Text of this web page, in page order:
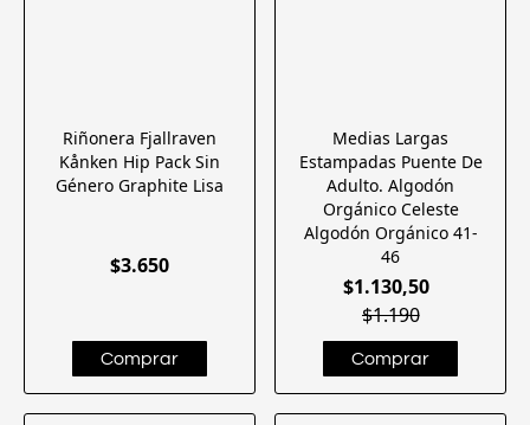
Riñonera Fjallraven
Kånken Hip Pack Sin
Género Graphite Lisa
$3.650
Medias Largas
Estampadas Puente De
Adulto. Algodón
Orgánico Celeste
Algodón Orgánico 41-
46
$1.130,50
$1.190